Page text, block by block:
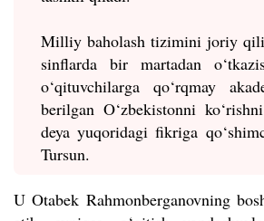
Milliy baholash tizimini joriy
sinflarda bir martadan
o‘qituvchilarga qo‘rqmay
berilgan O‘zbekistonni
deya yuqoridagi fikriga
Tursun.
U Otabek Rahmonberganovning